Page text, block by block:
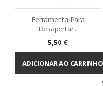
Ferramenta Para
Desapertar...
Preço
5,50 €
ADICIONAR AO CARRINHO